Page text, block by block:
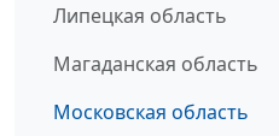
Липецкая область
Магаданская область
Московская область